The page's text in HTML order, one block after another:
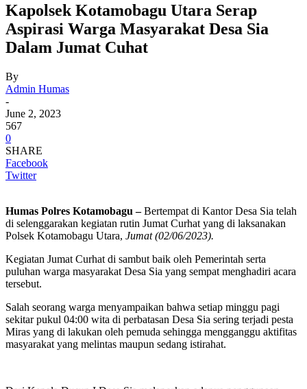
Kapolsek Kotamobagu Utara Serap
Aspirasi Warga Masyarakat Desa Sia
Dalam Jumat Cuhat
By
Admin Humas
-
June 2, 2023
567
0
SHARE
Facebook
Twitter
Humas Polres Kotamobagu –Bertempat di Kantor Desa Sia telah
di selenggarakan kegiatan rutin Jumat Curhat yang di laksanakan
Polsek Kotamobagu Utara, Jumat (02/06/2023).
Kegiatan Jumat Curhat di sambut baik oleh Pemerintah serta
puluhan warga masyarakat Desa Sia yang sempat menghadiri acara
tersebut.
Salah seorang warga menyampaikan bahwa setiap minggu pagi
sekitar pukul 04:00 wita di perbatasan Desa Sia sering terjadi pesta
Miras yang di lakukan oleh pemuda sehingga mengganggu aktifitas
masyarakat yang melintas maupun sedang istirahat.